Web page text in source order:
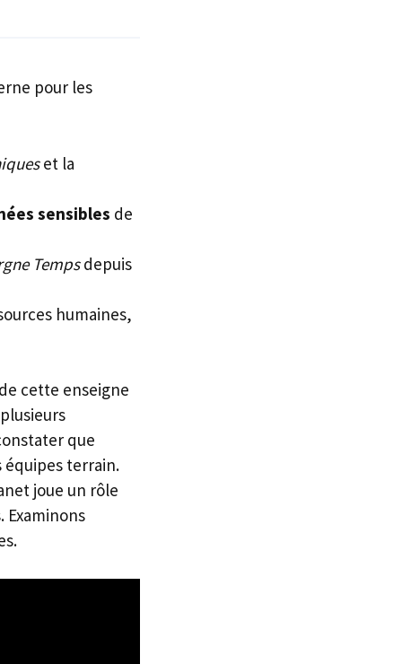
pour les
et la
sensibles de
Tempsdepuis
humaines,
cette enseigne
que
équipes terrain.
joue un rôle
Examinons